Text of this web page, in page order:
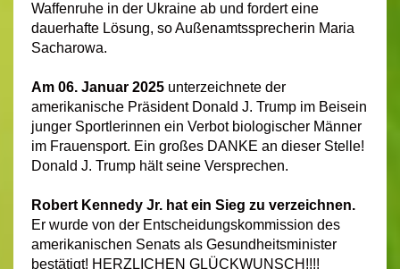
Waffenruhe in der Ukraine ab und fordert eine
dauerhafte Lösung, so Außenamtssprecherin Maria
Sacharowa.
Am 06. Januar 2025 unterzeichnete der
amerikanische Präsident Donald J. Trump im Beisein
junger Sportlerinnen ein Verbot biologischer Männer
im Frauensport. Ein großes DANKE an dieser Stelle!
Donald J. Trump hält seine Versprechen.
Robert Kennedy Jr. hat ein Sieg zu verzeichnen.
Er wurde von der Entscheidungskommission des
amerikanischen Senats als Gesundheitsminister
bestätigt! HERZLICHEN GLÜCKWUNSCH!!!!